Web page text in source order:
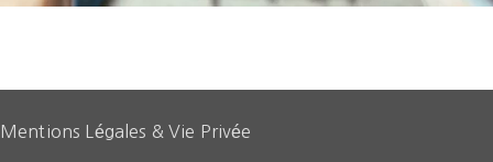
Mentions Légales & Vie Privée